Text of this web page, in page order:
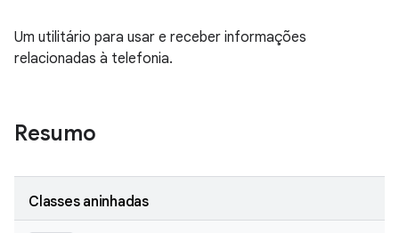
Um utilitário para usar e receber informações
relacionadas à telefonia.
Resumo
Classes aninhadas